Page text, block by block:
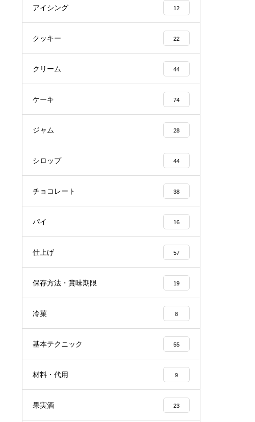
アイシング 12
クッキー 22
クリーム 44
ケーキ 74
ジャム 28
シロップ 44
チョコレート 38
パイ 16
仕上げ 57
保存方法・賞味期限 19
冷菓 8
基本テクニック 55
材料・代用 9
果実酒 23